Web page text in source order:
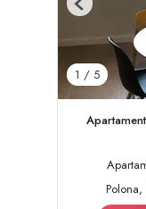
1 / 5
Previous
Polona,